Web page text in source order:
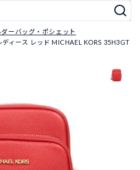
ダーバッグ・ポシェット
ィース レッド MICHAEL KORS 35H3GT